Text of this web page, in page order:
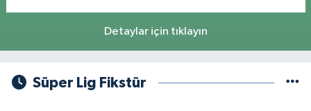
Detaylar için tıklayın
Süper Lig Fikstür